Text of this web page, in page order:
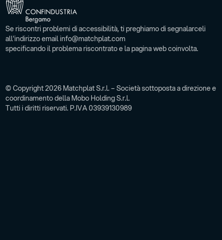
Se riscontri problemi di accessibilità, ti preghiamo di segnalarceli
all'indirizzo email info@matchplat.com
specificando il problema riscontrato e la pagina web coinvolta.
© Copyright 2026 Matchplat S.r.l. – Società sottoposta a direzione e
coordinamento della Mobo Holding S.r.l.
Tutti i diritti riservati. P.IVA 03939130989